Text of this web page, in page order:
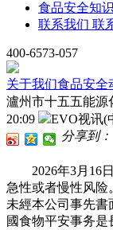
食品安全知识
联系我们 联
400-6573-057
关于我们食品安全
瀘州市十五五能源
20:09
EVO视讯(
分享到：
2026年3月16日
急性或者慢性风险
未經本公司事先
國食物平安事务